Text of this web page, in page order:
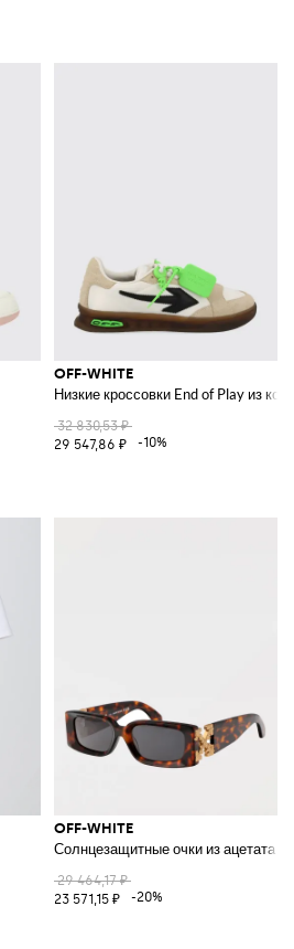
OFF-WHITE
Низкие кроссовки End of Play из
32 830,53 ₽
29 547,86 ₽
-10%
OFF-WHITE
Солнцезащитные очки из ацетата
29 464,17 ₽
23 571,15 ₽
-20%